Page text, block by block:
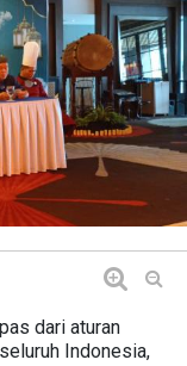
dari aturan
Indonesia,